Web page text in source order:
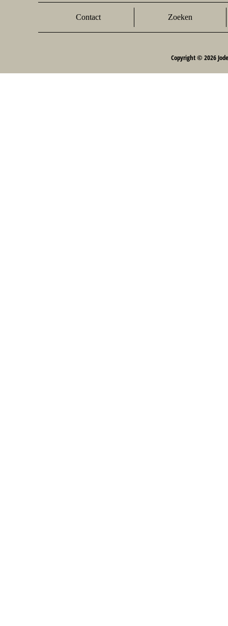
Contact Zoeken
Copyright © 2026